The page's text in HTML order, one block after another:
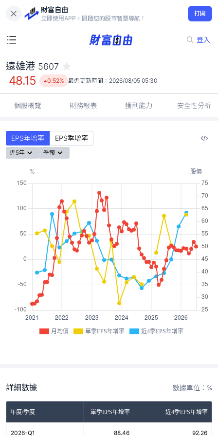
財富自由
立即使用APP，開啟您的股市智慧導航！
打開
登入
48.15
0.52%
遠雄港 5607
48.15 0.52% 最近更新時間： 2026/08/05 05:30
個股概覽 財務報表 獲利能力 安全性分析
EPS年增率 EPS季增率
近5年 季報
月均價 單季EPS年增率 近4季EPS年增率
詳細數據 數據單位：%
年度/季度 單季EPS年增率 近4季EPS年增率
2026-Q1 88.46 92.26